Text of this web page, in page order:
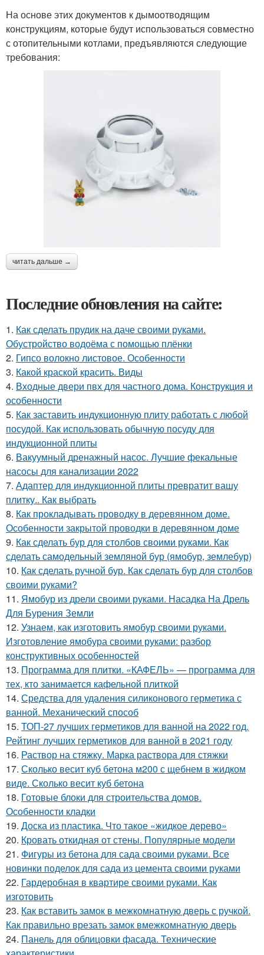
На основе этих документов к дымоотводящим
конструкциям, которые будут использоваться совместно
с отопительными котлами, предъявляются следующие
требования:
читать дальше →
Последние обновления на сайте:
1. Как сделать прудик на даче своими руками.
Обустройство водоёма с помощью плёнки
2. Гипсо волокно листовое. Особенности
3. Какой краской красить. Виды
4. Входные двери пвх для частного дома. Конструкция и
особенности
5. Как заставить индукционную плиту работать с любой
посудой. Как использовать обычную посуду для
индукционной плиты
6. Вакуумный дренажный насос. Лучшие фекальные
насосы для канализации 2022
7. Адаптер для индукционной плиты превратит вашу
плитку.. Как выбрать
8. Как прокладывать проводку в деревянном доме.
Особенности закрытой проводки в деревянном доме
9. Как сделать бур для столбов своими руками. Как
сделать самодельный земляной бур (ямобур, землебур)
10. Как сделать ручной бур. Как сделать бур для столбов
своими руками?
11. Ямобур из дрели своими руками. Насадка На Дрель
Для Бурения Земли
12. Узнаем, как изготовить ямобур своими руками.
Изготовление ямобура своими руками: разбор
конструктивных особенностей
13. Программа для плитки. «КАФЕЛЬ» — программа для
тех, кто занимается кафельной плиткой
14. Средства для удаления силиконового герметика с
ванной. Механический способ
15. ТОП-27 лучших герметиков для ванной на 2022 год.
Рейтинг лучших герметиков для ванной в 2021 году
16. Раствор на стяжку. Марка раствора для стяжки
17. Сколько весит куб бетона м200 с щебнем в жидком
виде. Сколько весит куб бетона
18. Готовые блоки для строительства домов.
Особенности кладки
19. Доска из пластика. Что такое «жидкое дерево»
20. Кровать откидная от стены. Популярные модели
21. Фигуры из бетона для сада своими руками. Все
новинки поделок для сада из цемента своими руками
22. Гардеробная в квартире своими руками. Как
изготовить
23. Как вставить замок в межкомнатную дверь с ручкой.
Как правильно врезать замок вмежкомнатную дверь
24. Панель для облицовки фасада. Технические